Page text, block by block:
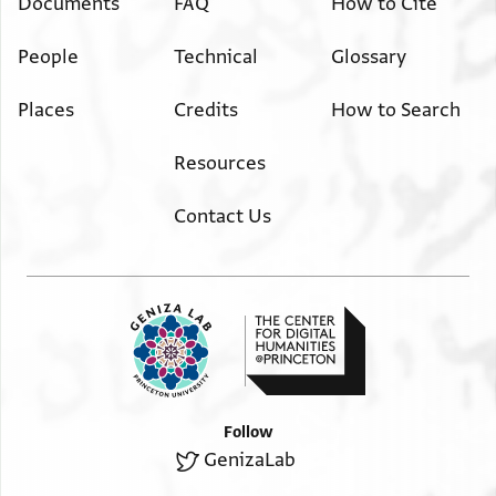
שלישיה בחיי אדונינו שלמה ברבי
יהודה נין ברכיה
People
Places
Technical
Credits
Resources
Contact Us
Glossary
How to Search
Follow
GenizaLab